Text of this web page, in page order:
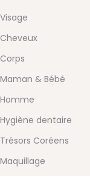
Visage
Cheveux
Corps
Maman & Bébé
Homme
Hygiène dentaire
Trésors Coréens
Maquillage